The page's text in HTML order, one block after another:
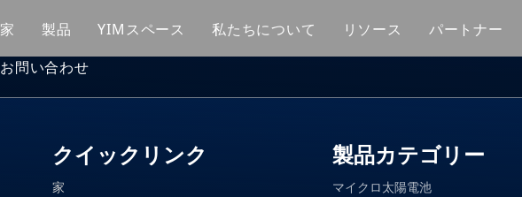
家 製品
太陽電池モジュール
ベアチップス
YIMスペース 私たちについて リソース
パートナー
お問い合わせ
クイックリンク
家
製品カテゴリー
マイクロ太陽電池